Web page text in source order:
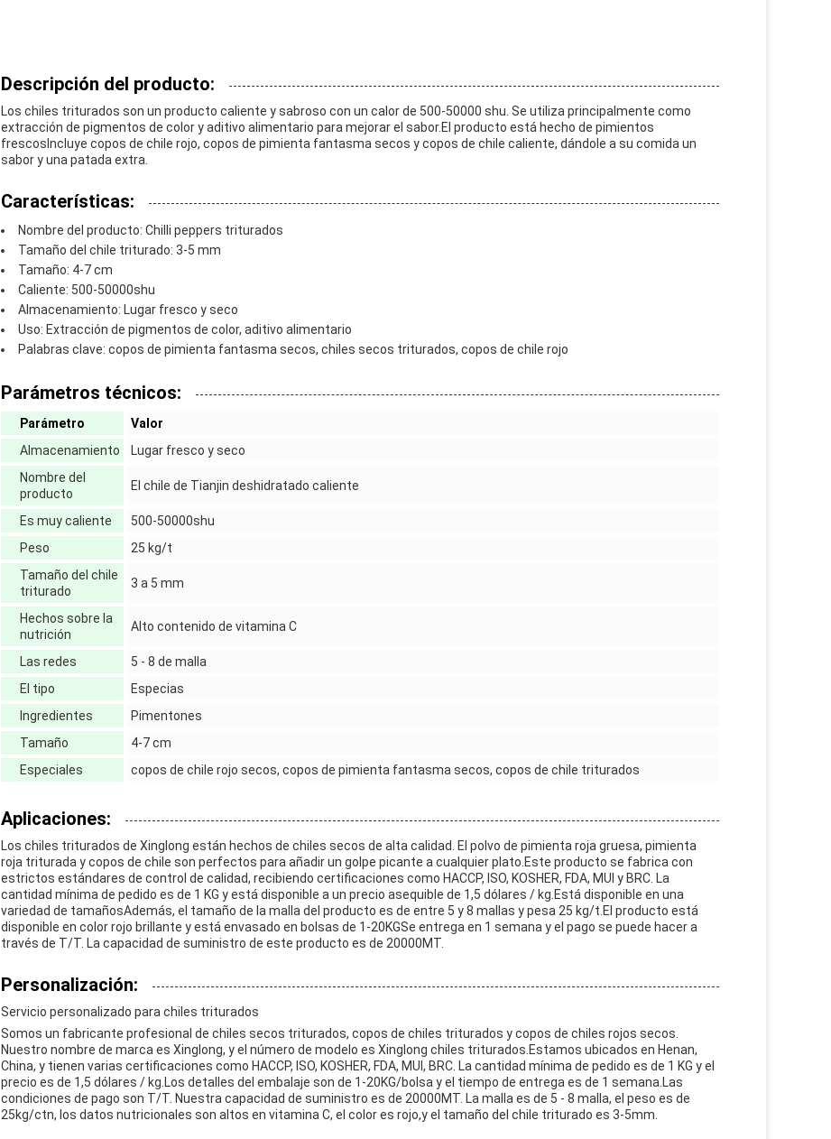
Descripción del producto:
Los chiles triturados son un producto caliente y sabroso con un calor de 500-50000 shu. Se utiliza principalmente como
extracción de pigmentos de color y aditivo alimentario para mejorar el sabor.El producto está hecho de pimientos
frescosIncluye copos de chile rojo, copos de pimienta fantasma secos y copos de chile caliente, dándole a su comida un
sabor y una patada extra.
Características:
Nombre del producto: Chilli peppers triturados
Tamaño del chile triturado: 3-5 mm
Tamaño: 4-7 cm
Caliente: 500-50000shu
Almacenamiento: Lugar fresco y seco
Uso: Extracción de pigmentos de color, aditivo alimentario
Palabras clave: copos de pimienta fantasma secos, chiles secos triturados, copos de chile rojo
Parámetros técnicos:
Parámetro
Valor
Almacenamiento
Lugar fresco y seco
Nombre del
producto
El chile de Tianjin deshidratado caliente
Es muy caliente
500-50000shu
Peso
25 kg/t
Tamaño del chile
triturado
3 a 5 mm
Hechos sobre la
nutrición
Alto contenido de vitamina C
Las redes
5 - 8 de malla
El tipo
Especias
Ingredientes
Pimentones
Tamaño
4-7 cm
Especiales
copos de chile rojo secos, copos de pimienta fantasma secos, copos de chile triturados
Aplicaciones:
Los chiles triturados de Xinglong están hechos de chiles secos de alta calidad. El polvo de pimienta roja gruesa, pimienta
roja triturada y copos de chile son perfectos para añadir un golpe picante a cualquier plato.Este producto se fabrica con
estrictos estándares de control de calidad, recibiendo certificaciones como HACCP, ISO, KOSHER, FDA, MUI y BRC. La
cantidad mínima de pedido es de 1 KG y está disponible a un precio asequible de 1,5 dólares / kg.Está disponible en una
variedad de tamañosAdemás, el tamaño de la malla del producto es de entre 5 y 8 mallas y pesa 25 kg/t.El producto está
disponible en color rojo brillante y está envasado en bolsas de 1-20KGSe entrega en 1 semana y el pago se puede hacer a
través de T/T. La capacidad de suministro de este producto es de 20000MT.
Personalización:
Servicio personalizado para chiles triturados
Somos un fabricante profesional de chiles secos triturados, copos de chiles triturados y copos de chiles rojos secos.
Nuestro nombre de marca es Xinglong, y el número de modelo es Xinglong chiles triturados.Estamos ubicados en Henan,
China, y tienen varias certificaciones como HACCP, ISO, KOSHER, FDA, MUI, BRC. La cantidad mínima de pedido es de 1 KG y el
precio es de 1,5 dólares / kg.Los detalles del embalaje son de 1-20KG/bolsa y el tiempo de entrega es de 1 semana.Las
condiciones de pago son T/T. Nuestra capacidad de suministro es de 20000MT. La malla es de 5 - 8 malla, el peso es de
25kg/ctn, los datos nutricionales son altos en vitamina C, el color es rojo,y el tamaño del chile triturado es 3-5mm.